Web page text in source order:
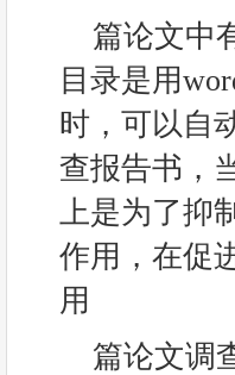
篇论文中
目录是用
时，可以自
查报告书，
上是为了抑
作用，在促
用
篇论文调